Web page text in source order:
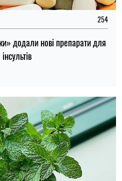
254
додали нові препарати для